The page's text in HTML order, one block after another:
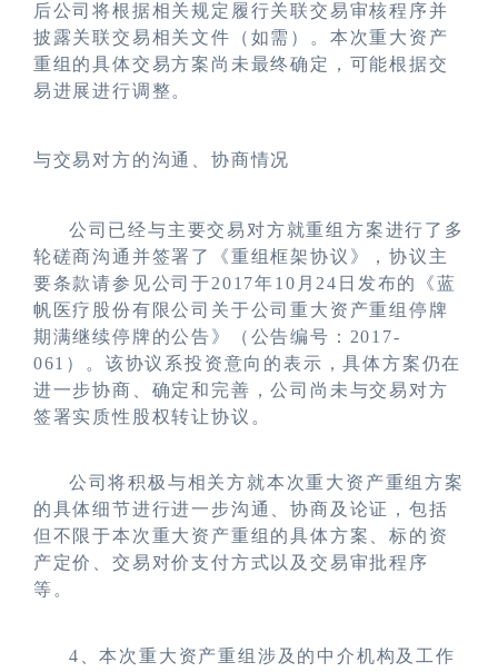
后公司将根据相关规定履行关联交易审核程序并
披露关联交易相关文件（如需）。本次重大资产
重组的具体交易方案尚未最终确定，可能根据交
易进展进行调整。
与交易对方的沟通、协商情况
公司已经与主要交易对方就重组方案进行了多
轮磋商沟通并签署了《重组框架协议》，协议主
要条款请参见公司于2017年10 月 24 日发布的《蓝
帆医疗股份有限公司关于公司重大资产重组停牌
期满继续停牌的公告》（公告编号： 2017-
061 ）。该协议系投资意向的表示，具体方案仍在
进一步协商、确定和完善，公司尚未与交易对方
签署实质性股权转让协议。
公司将积极与相关方就本次重大资产重组方案
的具体细节进行进一步沟通、协商及论证，包括
但不限于本次重大资产重组的具体方案、标的资
产定价、交易对价支付方式以及交易审批程序
等。
4 、本次重大资产重组涉及的中介机构及工作